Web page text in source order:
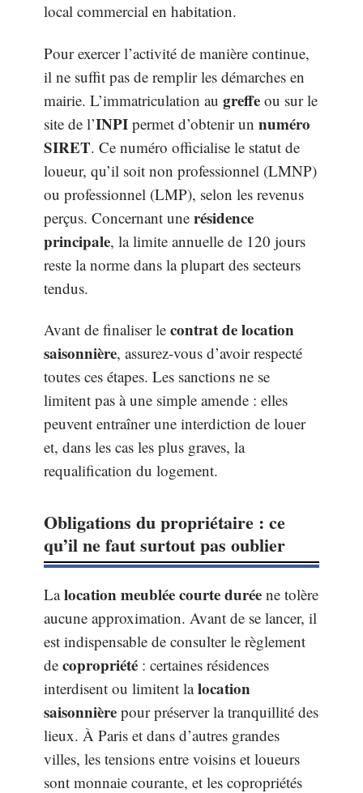
local commercial en habitation.
Pour exercer l’activité de manière continue,
il ne suffit pas de remplir les démarches en
mairie. L’immatriculation au greffe ou sur le
site de l’INPI permet d’obtenir un numéro
SIRET. Ce numéro officialise le statut de
loueur, qu’il soit non professionnel (LMNP)
ou professionnel (LMP), selon les revenus
perçus. Concernant une résidence
principale, la limite annuelle de 120 jours
reste la norme dans la plupart des secteurs
tendus.
Avant de finaliser le contrat de location
saisonnière, assurez-vous d’avoir respecté
toutes ces étapes. Les sanctions ne se
limitent pas à une simple amende : elles
peuvent entraîner une interdiction de louer
et, dans les cas les plus graves, la
requalification du logement.
Obligations du propriétaire : ce
qu’il ne faut surtout pas oublier
Lalocation meublée courte durée ne tolère
aucune approximation. Avant de se lancer, il
est indispensable de consulter le règlement
de copropriété : certaines résidences
interdisent ou limitent lalocation
saisonnière pour préserver la tranquillité des
lieux. À Paris et dans d’autres grandes
villes, les tensions entre voisins et loueurs
sont monnaie courante, et les copropriétés